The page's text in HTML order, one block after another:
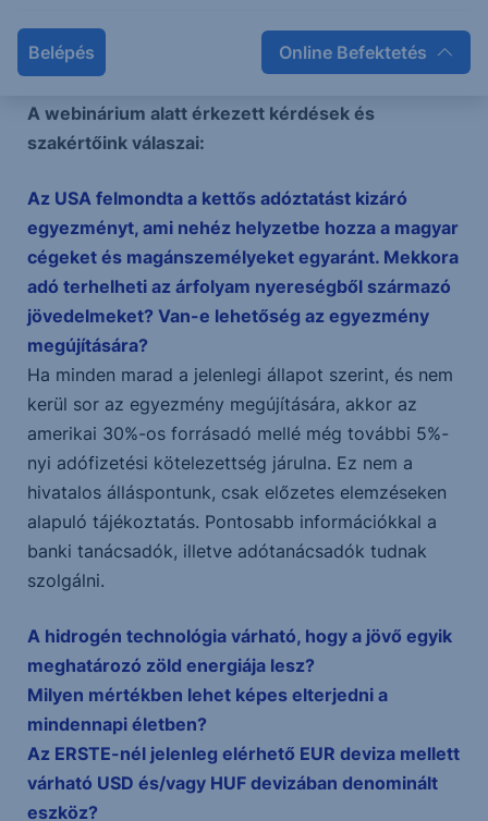
Belépés Online Befektetés
Szomódi Balázs, az Amundi Third Party
Értékesítési és Termékfejlesztési vezetője
A webinárium alatt érkezett kérdések és
szakértőink válaszai:
Az USA felmondta a kettős adóztatást kizáró
egyezményt, ami nehéz helyzetbe hozza a magyar
cégeket és magánszemélyeket egyaránt. Mekkora
adó terhelheti az árfolyam nyereségből származó
jövedelmeket? Van-e lehetőség az egyezmény
megújítására?
Ha minden marad a jelenlegi állapot szerint, és nem
kerül sor az egyezmény megújítására, akkor az
amerikai 30%-os forrásadó mellé még további 5%-
nyi adófizetési kötelezettség járulna. Ez nem a
hivatalos álláspontunk, csak előzetes elemzéseken
alapuló tájékoztatás. Pontosabb információkkal a
banki tanácsadók, illetve adótanácsadók tudnak
szolgálni.
A hidrogén technológia várható, hogy a jövő egyik
meghatározó zöld energiája lesz?
Milyen mértékben lehet képes elterjedni a
mindennapi életben?
Az ERSTE-nél jelenleg elérhető EUR deviza mellett
várható USD és/vagy HUF devizában denominált
eszköz?